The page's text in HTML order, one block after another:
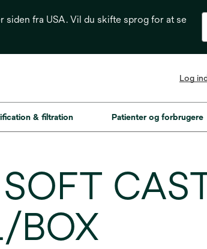
siden fra USA. Vil du skifte sprog for at se
Log
& filtration Patienter og forbrugere
BOX